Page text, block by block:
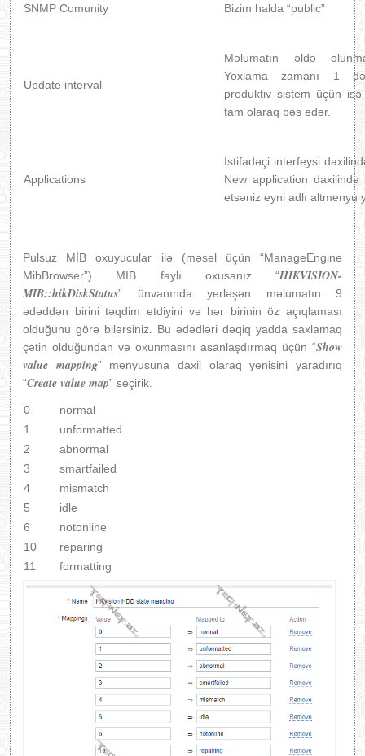
SNMP Comunity Bizim halda “public”
Update interval
Məlumatın əldə
Yoxlama zamanı 1
produktiv sistem üçün
tam olaraq bəs edər.
Applications
İstifadəçi interfeysi
New application daxilində
etsəniz eyni adlı altmenyu
Pulsuz MİB oxuyucular ilə (məsəl üçün “ManageEngine
MibBrowser”) MIB faylı oxusanız “HIKVISION-
MIB::hikDiskStatus” ünvanında yerləşən məlumatın 9
ədəddən birini təqdim etdiyini və hər birinin öz açıqlaması
olduğunu görə bilərsiniz. Bu ədədləri dəqiq yadda saxlamaq
çətin olduğundan və oxunmasını asanlaşdırmaq üçün “Show
value mapping” menyusuna daxil olaraq yenisini yaradırıq
“Create value map” seçirik.
0
normal
1
unformatted
2
abnormal
3
smartfailed
4
mismatch
5
idle
6
notonline
10
reparing
11
formatting